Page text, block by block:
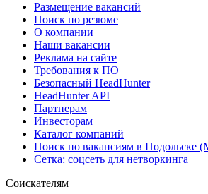
Размещение вакансий
Поиск по резюме
О компании
Наши вакансии
Реклама на сайте
Требования к ПО
Безопасный HeadHunter
HeadHunter API
Партнерам
Инвесторам
Каталог компаний
Поиск по вакансиям в Подольске
Сетка: соцсеть для нетворкинга
Соискателям